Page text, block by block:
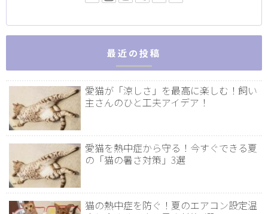
最近の投稿
愛猫が「涼しさ」を最高に楽しむ！飼い
主さんのひと工夫アイデア！
愛猫を熱中症から守る！今すぐできる夏
の「猫の暑さ対策」3選
猫の熱中症を防ぐ！夏のエアコン設定温